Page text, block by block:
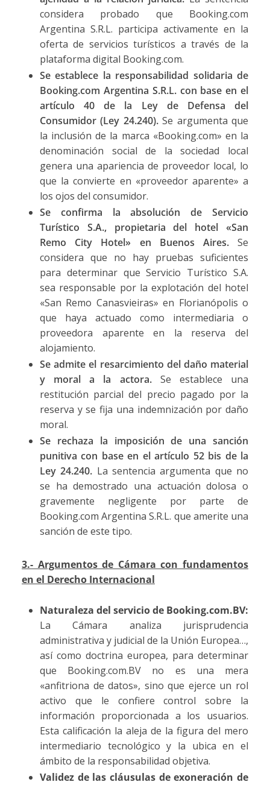
considera probado que Booking.com
Argentina S.R.L. participa activamente en la
oferta de servicios turísticos a través de la
plataforma digital Booking.com.
Se establece la responsabilidad solidaria de
Booking.com Argentina S.R.L. con base en el
artículo 40 de la Ley de Defensa del
Consumidor (Ley 24.240).Se argumenta que
la inclusión de la marca «Booking.com» en la
denominación social de la sociedad local
genera una apariencia de proveedor local, lo
que la convierte en «proveedor aparente» a
los ojos del consumidor.
Se confirma la absolución de Servicio
Turístico S.A., propietaria del hotel «San
Remo City Hotel» en Buenos Aires.Se
considera que no hay pruebas suficientes
para determinar que Servicio Turístico S.A.
sea responsable por la explotación del hotel
«San Remo Canasvieiras» en Florianópolis o
que haya actuado como intermediaria o
proveedora aparente en la reserva del
alojamiento.
Se admite el resarcimiento del daño material
y moral a la actora.Se establece una
restitución parcial del precio pagado por la
reserva y se fija una indemnización por daño
moral.
Se rechaza la imposición de una sanción
punitiva con base en el artículo 52 bis de la
Ley 24.240. La sentencia argumenta que no
se ha demostrado una actuación dolosa o
gravemente negligente por parte de
Booking.com Argentina S.R.L. que amerite una
sanción de este tipo.
3.- Argumentos de Cámara con fundamentos
en el Derecho Internacional
Naturaleza del servicio de Booking.com.BV:
La Cámara analiza jurisprudencia
administrativa y judicial de la Unión Europea…,
así como doctrina europea, para determinar
que Booking.com.BV no es una mera
«anfitriona de datos», sino que ejerce un rol
activo que le confiere control sobre la
información proporcionada a los usuarios.
Esta calificación la aleja de la figura del mero
intermediario tecnológico y la ubica en el
ámbito de la responsabilidad objetiva.
Validez de las cláusulas de exoneración de